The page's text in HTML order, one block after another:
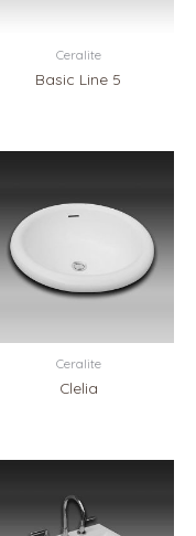
Ceralite
Basic Line 5
Ceralite
Clelia